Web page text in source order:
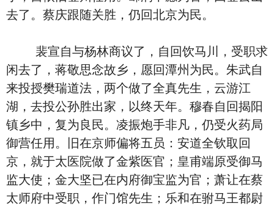
去了。蔡庆跟随关胜，仍回北京为民。
裴宣自与杨林商议了，自回饮马川，受职求
闲去了，蒋敬思念故乡，愿回潭州为民。朱武自
来投授樊瑞道法，两个做了全真先生，云游江
湖，去投公孙胜出家，以终天年。穆春自回揭阳
镇乡中，复为良民。凌振炮手非凡，仍受火药局
御营任用。旧在京师偏将五员：安道全钦取回
京，就于太医院做了金紫医官；皇甫端原受御马
监大使；金大坚已在内府御宝监为官；萧让在蔡
太师府中受职，作门馆先生；乐和在驸马王都尉